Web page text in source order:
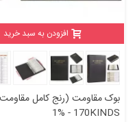
افزودن به سبد خرید
1% - 170KINDS